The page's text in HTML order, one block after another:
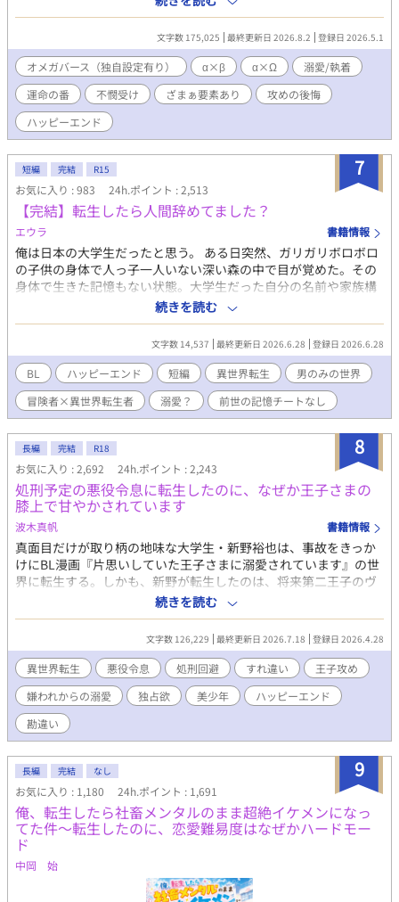
ばな そうた） / 20歳 オメガ 身長173cm。すっきりとした長身だ
が、働きすぎで少し細身。 両親はベータで、突然変異のようにオ
メガとして生まれた。実家が貧しいため、奨学金、自身の生活
費、弟妹への仕送りのためにスケジュールアプリがカラフルに埋
まるほどバイトを掛け持ちしている。病院の抑制剤を買う余裕が
なく、市販の安物で誤魔化しているため感覚が鈍い。 素朴で親し
みやすく、健気で面倒見がいいお兄ちゃん気質。経済的な余裕の
なさから、恋愛や運命に対しては非常に現実的（冷めている）。
光瀬川 アレクサンダー レオ（みつせがわ あれくさんだー れお） /
12歳 アルファ 身長153cm。金髪青目のクォーターで、天使やお
人形のような美少年。 日本最高峰の富と権力を持つ「光瀬川財
団」の御曹司。アメリカの大学を飛び級し、日本の大学へ「特任
研究生（教授補佐）」としてやってきた超天才児。 基本は大人び
ていて冷徹、傲慢なまでの自信家。しかし草太の前では、子供扱
いされてムキになったり、独占欲や嫉妬でヤキキモキしたりと、
年相応の可愛らしい一面（と、将来の大物スパダリの片鱗）を見
せる。
で、αの三塚 亮に一目惚れされ、猛烈なアプローチを受けた。 異
性愛者であり遠恋の彼女も居た静也は、それを理由に三塚の告白
を断り続けたが、ある時三塚に酒に酔わされ、抱かれてしまう。
既成事実を作る事に成功した三塚は、強引に静也を略奪、結婚。
しかし熱愛は続かず、三塚は愛人を囲い始める。しかも相手はΩ
で、三塚と番になって子どもを産む事を望んでいた。 バース法に
より、婚姻外の番契約は禁止されている。可愛い愛人の願いを叶
える為には、まず静也と離婚しなくてはならない。 そうして結婚
人に目が眩む三塚は、この先で自分を待つ恐ろしい運命など、想
像すらできずにいたが……。 手段を選ばず生きてきた傲慢浮気
男・三塚の末路とは。 そして捨てられた静也の、意外な未来と
は。 ※お詫び 17話のラスト、三年ではなく五年の間違いです！明
らかなうっかりミスです！ お詫びして訂正いたしますm(_ _)m
文字数 175,025 最終更新日 2026.8.2 登録日 2026.5.1
オメガバース（独自設定有り） α×β α×Ω
溺愛/執着
運命の番
不憫受け ざまぁ要素あり
攻めの後悔
ハッピーエンド
7
短編 完結 R15
お気に入り : 983 24h.ポイント : 2,513
【完結】転生したら人間辞めてました？
エウラ 書籍情報
俺は日本の大学生だったと思う。 ある日突然、ガリガリボロボロ
の子供の身体で人っ子一人いない深い森の中で目が覚めた。その
身体で生きた記憶もない状態。大学生だった自分の名前や家族構
成、友人なども覚えていない。 ここで生きるための知識もなく途
方に暮れていると、冒険者だという男が偶然現れて保護してくれ
た。 彼にお世話になりながら自立していこうと意気込む俺と、世
話はするが自立させたくない男。 そして俺は自分が何者かを知っ
て、流されるように男と暮らすことになる。 男だけの世界。誰で
も子供ができるけど、出産の描写はないです。 駆け足で完結まで
ザッと書いて投稿しましたのでもしかしたら誤字脱字があるかと
思いますが、見つけ次第修正します。 誤字脱字報告ありがとうご
ざいます。助かります。
続きを読む
文字数 14,537 最終更新日 2026.6.28 登録日 2026.6.28
BL ハッピーエンド 短編 異世界転生
男のみの世界
冒険者×異世界転生者
溺愛？ 前世の記憶チートなし
8
長編 完結 R18
お気に入り : 2,692 24h.ポイント : 2,243
処刑予定の悪役令息に転生したのに、なぜか王子さまの
膝上で甘やかされています
波木真帆 書籍情報
真面目だけが取り柄の地味な大学生・新野裕也は、事故をきっか
けにBL漫画『片思いしていた王子さまに溺愛されています』の世
界に転生する。しかも、新野が転生したのは、将来第二王子のヴ
ァレリウスに処刑される運命を持つ悪役令息・リュシエル。そん
な未来を回避するため、リュシエルはわがままな性格を改め、目
立たず穏やかに生きることを決意する。 しかしリュシエルの変化
が、嫌われていたはずの第二王子ヴァレリウスの関心を引いてし
まう。関わらないように、と願っていたはずなのに、なぜか少し
ずつ関係を変わっていって…… 処刑エンド回避を目指す転生令息
と、彼に惹かれていく王子のすれ違いから始まるハッピーエンド
なお話です。 R18には※つけます。
続きを読む
文字数 126,229 最終更新日 2026.7.18 登録日 2026.4.28
異世界転生 悪役令息 処刑回避 すれ違い
王子攻め
嫌われからの溺愛
独占欲 美少年
ハッピーエンド
勘違い
9
長編 完結 なし
お気に入り : 1,180 24h.ポイント : 1,691
俺、転生したら社畜メンタルのまま超絶イケメンになっ
てた件～転生したのに、恋愛難易度はなぜかハードモー
ド
中岡 始